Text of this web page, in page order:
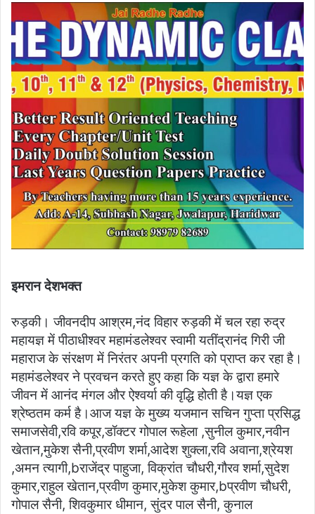
email
इमरान देशभक्त
रुड़की। जीवनदीप आश्रम,नंद विहार रुड़की में चल रहा रुद्र
महायज्ञ में पीठाधीश्वर महामंडलेश्वर स्वामी यतींद्रानंद गिरी जी
महाराज के संरक्षण में निरंतर अपनी प्रगति को प्राप्त कर रहा है।
महामंडलेश्वर ने प्रवचन करते हुए कहा कि यज्ञ के द्वारा हमारे
जीवन में आनंद मंगल और ऐश्वर्या की वृद्धि होती है।यज्ञ एक
श्रेष्ठतम कर्म है।आज यज्ञ के मुख्य यजमान सचिन गुप्ता प्रसिद्ध
समाजसेवी,रवि कपूर,डॉक्टर गोपाल रूहेला ,सुनील कुमार,नवीन
खेतान,मुकेश सैनी,प्रवीण शर्मा,आदेश शुक्ला,रवि अवाना,श्रेयश
,अमन त्यागी,bराजेंद्र पाहुजा, विक्रांत चौधरी,गौरव शर्मा,सुदेश
कुमार,राहुल खेतान,प्रवीण कुमार,मुकेश कुमार,bप्रवीण चौधरी,
गोपाल सैनी, शिवकुमार धीमान, सुंदर पाल सैनी, कुनाल